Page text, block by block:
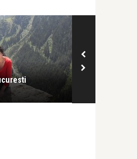
UNCATEGORIZED
Simona Catrina
Ce-ati facut cu festivalurile